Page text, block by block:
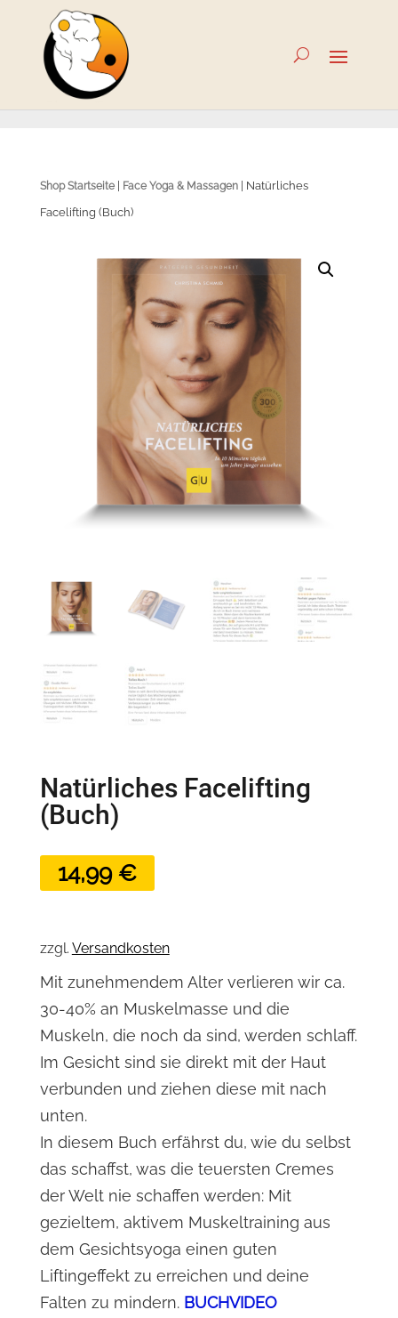
Shop Startseite| Face Yoga & Massagen| Natürliches
Facelifting (Buch)
Natürliches Facelifting
(Buch)
14,99 €
zzgl. Versandkosten
Mit zunehmendem Alter verlieren wir ca.
30-40% an Muskelmasse und die
Muskeln, die noch da sind, werden schlaff.
Im Gesicht sind sie direkt mit der Haut
verbunden und ziehen diese mit nach
unten.
In diesem Buch erfährst du, wie du selbst
das schaffst, was die teuersten Cremes
der Welt nie schaffen werden: Mit
gezieltem, aktivem Muskeltraining aus
dem Gesichtsyoga einen guten
Liftingeffekt zu erreichen und deine
Falten zu mindern. BUCHVIDEO